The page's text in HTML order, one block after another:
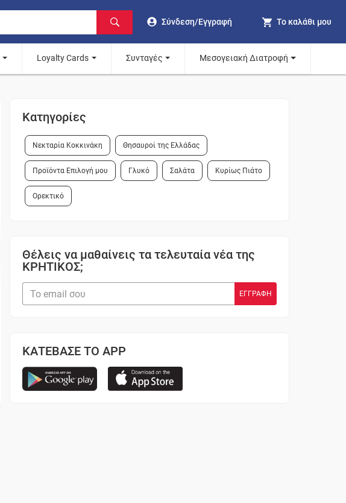
Σύνδεση/Εγγραφή Το καλάθι μου
Loyalty Cards Συνταγές Μεσογειακή Διατροφή
Κατηγορίες
Νεκταρία Κοκκινάκη Θησαυροί της Ελλάδας
Προϊόντα Επιλογή μου Γλυκό Σαλάτα Κυρίως Πιάτο
Ορεκτικό
Θέλεις να μαθαίνεις τα τελευταία νέα της
ΚΡΗΤΙΚΟΣ;
ΚΑΤΕΒΑΣΕ ΤΟ APP